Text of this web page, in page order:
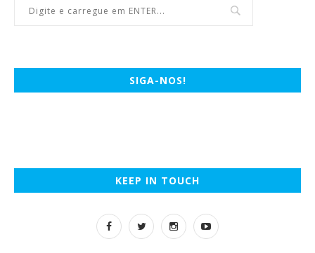
SIGA-NOS!
KEEP IN TOUCH